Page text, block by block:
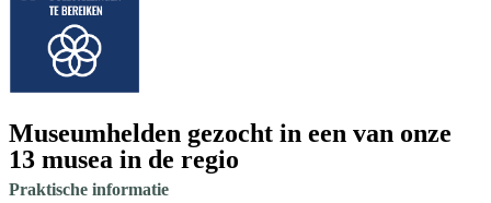
Museumhelden gezocht in een van onze
13 musea in de regio
Praktische informatie